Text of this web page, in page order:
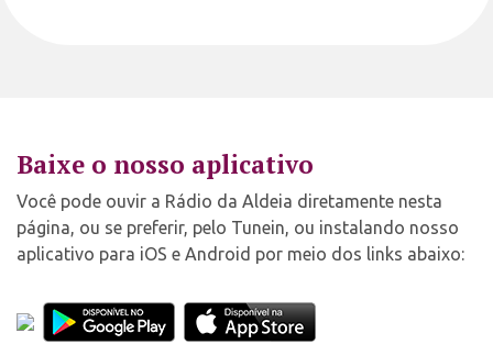
Baixe o nosso aplicativo
Você pode ouvir a Rádio da Aldeia diretamente nesta
página, ou se preferir, pelo Tunein, ou instalando nosso
aplicativo para iOS e Android por meio dos links abaixo: